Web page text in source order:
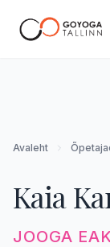
Avaleht
Kaia
JOOGA